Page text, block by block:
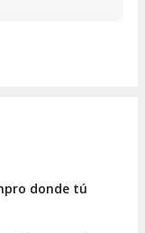
donde tú